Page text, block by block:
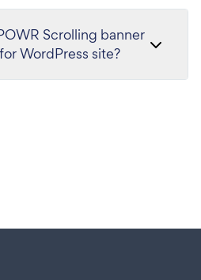
Scrolling banner
WordPress site?